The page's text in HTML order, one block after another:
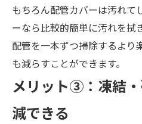
もちろん配管カバーは汚れて
ーなら比較的簡単に汚れを拭
配管を一本ずつ掃除するより
も減らすことができます。
メリット③： 凍結
減できる